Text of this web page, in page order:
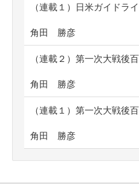
（連載１）日米ガイドラ
角田 勝彦
（連載２）第一次大戦後
角田 勝彦
（連載１）第一次大戦後
角田 勝彦